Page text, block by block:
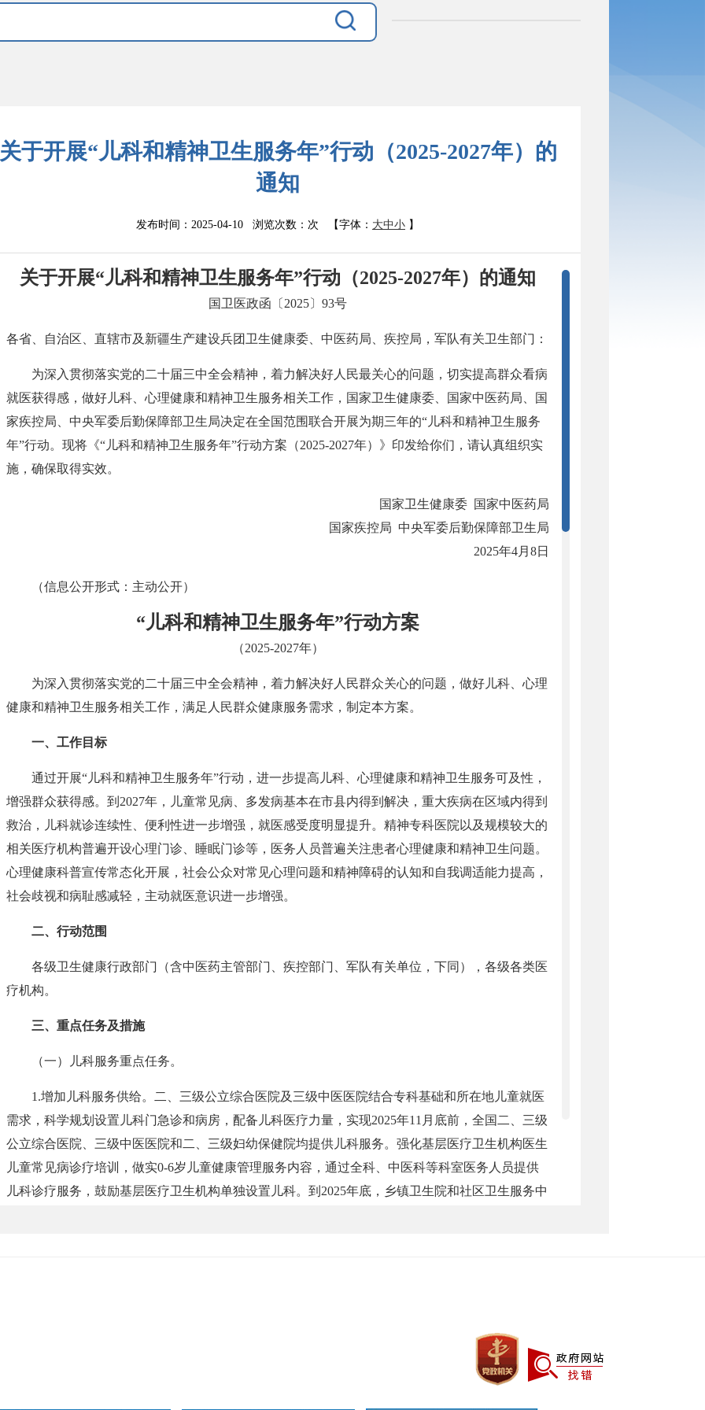
关于开展“儿科和精神卫生服务年”行动（2025-2027年）的
通知
发布时间：2025-04-10 浏览次数： 次 【字体： 大中小 】
关于开展“儿科和精神卫生服务年”行动（2025-2027年）的通知
国卫医政函〔2025〕93号
各省、自治区、直辖市及新疆生产建设兵团卫生健康委、中医药局、疾控局，军队有关卫生部门：
为深入贯彻落实党的二十届三中全会精神，着力解决好人民最关心的问题，切实提高群众看病
就医获得感，做好儿科、心理健康和精神卫生服务相关工作，国家卫生健康委、国家中医药局、国
家疾控局、中央军委后勤保障部卫生局决定在全国范围联合开展为期三年的“儿科和精神卫生服务
年”行动。现将《“儿科和精神卫生服务年”行动方案（2025-2027年）》印发给你们，请认真组织实
施，确保取得实效。
国家卫生健康委 国家中医药局
国家疾控局 中央军委后勤保障部卫生局
2025年4月8日
（信息公开形式：主动公开）
“儿科和精神卫生服务年”行动方案
（2025-2027年）
为深入贯彻落实党的二十届三中全会精神，着力解决好人民群众关心的问题，做好儿科、心理
健康和精神卫生服务相关工作，满足人民群众健康服务需求，制定本方案。
一、工作目标
通过开展“儿科和精神卫生服务年”行动，进一步提高儿科、心理健康和精神卫生服务可及性，
增强群众获得感。到2027年，儿童常见病、多发病基本在市县内得到解决，重大疾病在区域内得到
救治，儿科就诊连续性、便利性进一步增强，就医感受度明显提升。精神专科医院以及规模较大的
相关医疗机构普遍开设心理门诊、睡眠门诊等，医务人员普遍关注患者心理健康和精神卫生问题。
心理健康科普宣传常态化开展，社会公众对常见心理问题和精神障碍的认知和自我调适能力提高，
社会歧视和病耻感减轻，主动就医意识进一步增强。
二、行动范围
各级卫生健康行政部门（含中医药主管部门、疾控部门、军队有关单位，下同），各级各类医
疗机构。
三、重点任务及措施
（一）儿科服务重点任务。
1.增加儿科服务供给。二、三级公立综合医院及三级中医医院结合专科基础和所在地儿童就医
需求，科学规划设置儿科门急诊和病房，配备儿科医疗力量，实现2025年11月底前，全国二、三级
公立综合医院、三级中医医院和二、三级妇幼保健院均提供儿科服务。强化基层医疗卫生机构医生
儿童常见病诊疗培训，做实0-6岁儿童健康管理服务内容，通过全科、中医科等科室医务人员提供
儿科诊疗服务，鼓励基层医疗卫生机构单独设置儿科。到2025年底，乡镇卫生院和社区卫生服务中
体全覆盖。国家儿童医学中心、国家儿童区域医疗中心、省级儿童医院和国家中医儿科优势专科所
在医院全部牵头组建儿科医联体，辐射带动地市级和县级医院，开展儿科专业培训，强化儿童疾病